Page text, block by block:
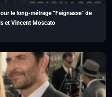
le long-métrage “Feignasse” de
et Vincent Moscato